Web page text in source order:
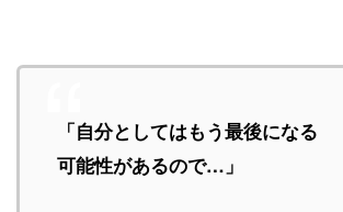
「自分としてはもう最後になる
可能性があるので…」